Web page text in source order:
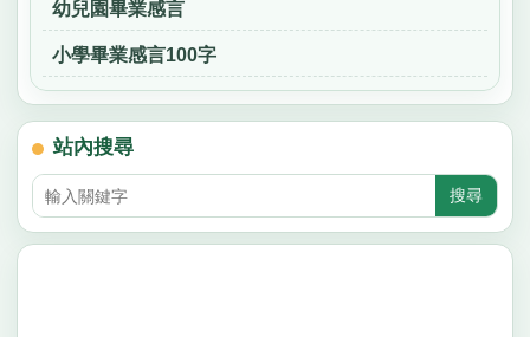
幼兒園畢業感言
小學畢業感言100字
站內搜尋